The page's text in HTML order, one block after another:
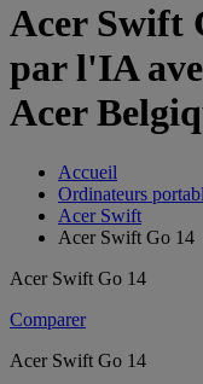
Acer Swift
par l'IA
Acer
Accueil
Ordinateurs
Acer Swift
Acer Swift Go 14
Acer Swift Go 14
Comparer
Acer Swift Go 14